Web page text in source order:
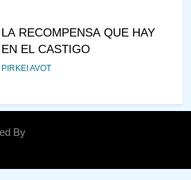
LA RECOMPENSA QUE HAY
EN EL CASTIGO
PIRKEI AVOT
¿DE DÓNDE VIENES?
By